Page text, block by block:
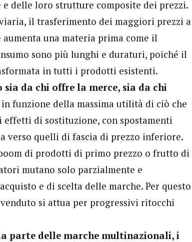
delle loro strutture composite dei prezzi.
il trasferimento dei maggiori prezzi a
una materia prima come il
sono più lunghi e duraturi, poiché il
in tutti i prodotti esistenti.
sia da chi offre la merce, sia da chi
funzione della massima utilità di ciò che
effetti di sostituzione, con spostamenti
verso quelli di fascia di prezzo inferiore.
di prodotti di primo prezzo o frutto di
mutano solo parzialmente e
e di scelta delle marche. Per questo
si attua per progressivi ritocchi
parte delle marche multinazionali, i